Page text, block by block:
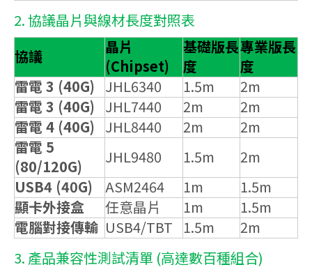
2. 協議晶片與線材長度對照表
協議
晶片
(Chipset)
基礎版長
度
專業版長
度
雷電 3 (40G) JHL6340 1.5m
2m
雷電 3 (40G) JHL7440 2m
2m
雷電 4 (40G) JHL8440 2m
2m
雷電 5
(80/120G)
JHL9480 1.5m
2m
USB4 (40G)
ASM2464 1m
1.5m
顯卡外接盒
任意晶片 1m
1.5m
電腦對接傳輸 USB4/TBT 1.5m
2m
3. 產品兼容性測試清單 (高達數百種組合)